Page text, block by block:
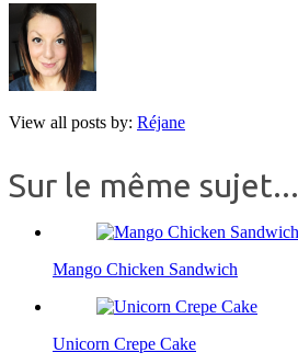
View all posts by: Réjane
Sur le même sujet...
Mango Chicken Sandwich
Unicorn Crepe Cake